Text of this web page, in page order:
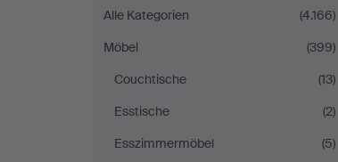
bei
Uppsala
Auktionskammare
Alle Kategorien
(4.166)
Möbel
(399)
Couchtische
(13)
Esstische
(2)
Esszimmermöbel
(5)